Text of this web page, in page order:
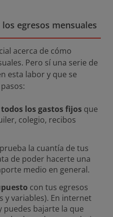
egresos mensuales
acerca de cómo
Pero sí una serie de
esta labor y que se
los gastos fijos que
colegio, recibos
la cuantía de tus
de poder hacerte una
medio en general.
con tus egresos
y variables). En internet
puedes bajarte la que